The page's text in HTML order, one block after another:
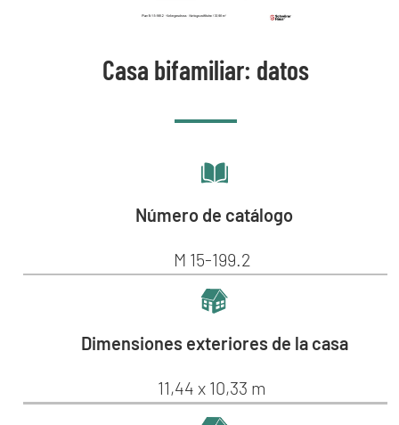
Casa bifamiliar: datos
Número de catálogo
M 15-199.2
Dimensiones exteriores de la casa
11,44 x 10,33 m